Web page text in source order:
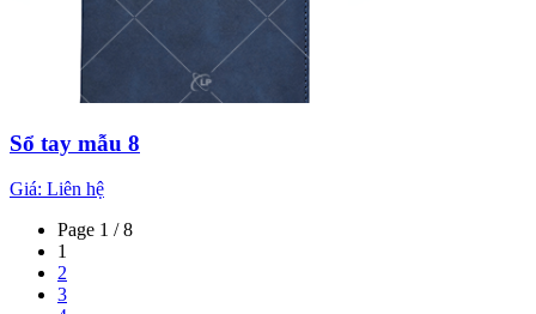
Sổ tay mẫu 8
Giá: Liên hệ
Page 1 / 8
1
2
3